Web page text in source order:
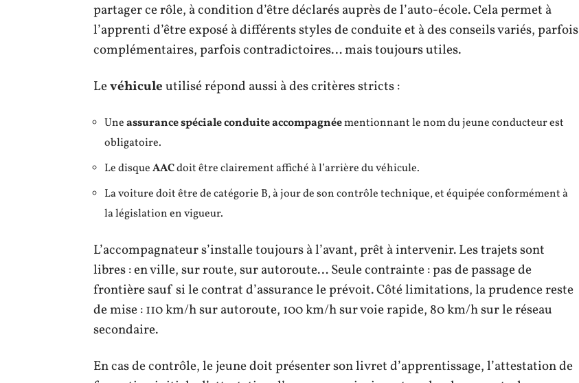
partager ce rôle, à condition d’être déclarés auprès de l’auto-école. Cela permet à
l’apprenti d’être exposé à différents styles de conduite et à des conseils variés, parfois
complémentaires, parfois contradictoires… mais toujours utiles.
Levéhiculeutilisé répond aussi à des critères stricts :
Uneassurance spéciale conduite accompagnéementionnant le nom du jeune conducteur est
obligatoire.
Le disqueAACdoit être clairement affiché à l’arrière du véhicule.
La voiture doit être de catégorie B, à jour de son contrôle technique, et équipée conformément à
la législation en vigueur.
L’accompagnateur s’installe toujours à l’avant, prêt à intervenir. Les trajets sont
libres : en ville, sur route, sur autoroute… Seule contrainte : pas de passage de
frontière sauf si le contrat d’assurance le prévoit. Côté limitations, la prudence reste
de mise : 110 km/h sur autoroute, 100 km/h sur voie rapide, 80 km/h sur le réseau
secondaire.
En cas de contrôle, le jeune doit présenter son livret d’apprentissage, l’attestation de